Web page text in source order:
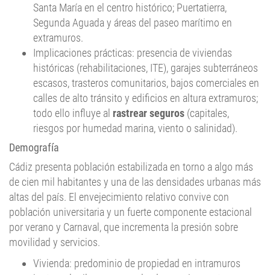
Santa María en el centro histórico; Puertatierra,
Segunda Aguada y áreas del paseo marítimo en
extramuros.
Implicaciones prácticas: presencia de viviendas
históricas (rehabilitaciones, ITE), garajes subterráneos
escasos, trasteros comunitarios, bajos comerciales en
calles de alto tránsito y edificios en altura extramuros;
todo ello influye al rastrear seguros (capitales,
riesgos por humedad marina, viento o salinidad).
Demografía
Cádiz presenta población estabilizada en torno a algo más
de cien mil habitantes y una de las densidades urbanas más
altas del país. El envejecimiento relativo convive con
población universitaria y un fuerte componente estacional
por verano y Carnaval, que incrementa la presión sobre
movilidad y servicios.
Vivienda: predominio de propiedad en intramuros